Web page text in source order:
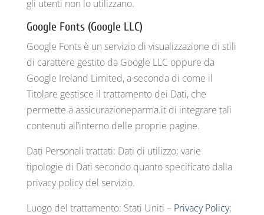
gli utenti non lo utilizzano.
Google Fonts (Google LLC)
Google Fonts è un servizio di visualizzazione di stili
di carattere gestito da Google LLC oppure da
Google Ireland Limited, a seconda di come il
Titolare gestisce il trattamento dei Dati, che
permette a assicurazioneparma.it di integrare tali
contenuti all’interno delle proprie pagine.
Dati Personali trattati: Dati di utilizzo; varie
tipologie di Dati secondo quanto specificato dalla
privacy policy del servizio.
Luogo del trattamento: Stati Uniti – Privacy Policy;